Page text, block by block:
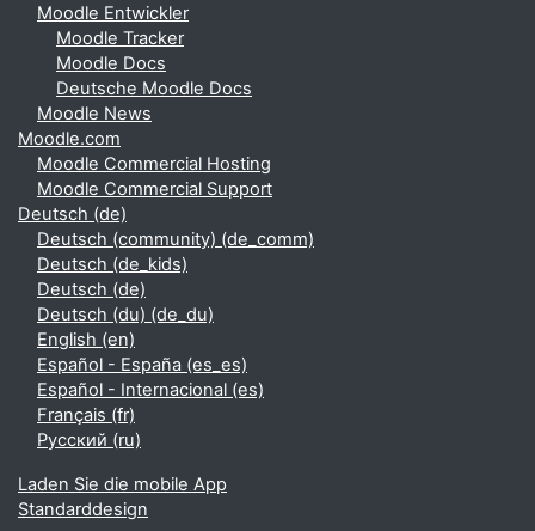
Moodle Entwickler
Moodle Tracker
Moodle Docs
Deutsche Moodle Docs
Moodle News
Moodle.com
Moodle Commercial Hosting
Moodle Commercial Support
Deutsch ‎(de)‎
Deutsch (community) ‎(de_comm)‎
Deutsch ‎(de_kids)‎
Deutsch ‎(de)‎
Deutsch (du) ‎(de_du)‎
English ‎(en)‎
Español - España ‎(es_es)‎
Español - Internacional ‎(es)‎
Français ‎(fr)‎
Русский ‎(ru)‎
Laden Sie die mobile App
Standarddesign